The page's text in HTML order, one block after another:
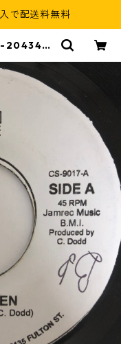
で配送料無料
20434】